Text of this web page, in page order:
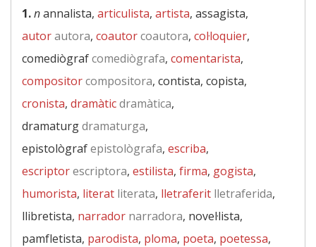
1.nannalista, articulista, artista, assagista,
autorautora, coautorcoautora, col·loquier,
comediògrafcomediògrafa, comentarista,
compositorcompositora, contista, copista,
cronista, dramàticdramàtica,
dramaturgdramaturga,
epistològrafepistològrafa, escriba,
escriptorescriptora, estilista, firma, gogista,
humorista, literat literata, lletraferit lletraferida,
llibretista, narrador narradora, novel·lista,
pamfletista, parodista, ploma, poeta, poetessa,